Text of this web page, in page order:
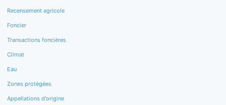
Recensement agricole
Foncier
Transactions foncières
Climat
Eau
Zones protégées
Appellations d'origine